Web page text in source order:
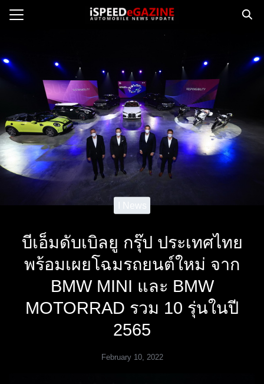
I News
บีเอ็มดับเบิลยู กรุ๊ป ประเทศไทย
พร้อมเผยโฉมรถยนต์ใหม่ จาก
BMW MINI และ BMW
MOTORRAD รวม 10 รุ่นในปี
2565
February 10, 2022